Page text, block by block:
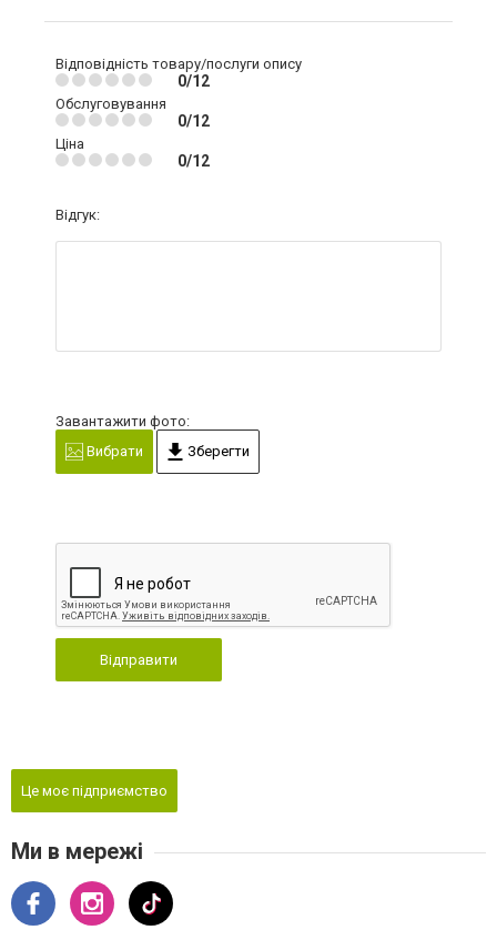
Відповідність товару/послуги опису
0/12
Обслуговування
0/12
Ціна
0/12
Відгук:
Завантажити фото:
Вибрати
Зберегти
Відправити
Це моє підприємство
Ми в мережі